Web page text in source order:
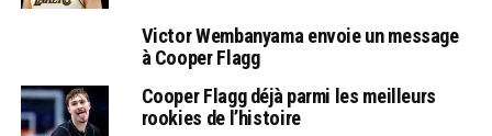
Victor Wembanyama envoie un message
à Cooper Flagg
Cooper Flagg déjà parmi les meilleurs
rookies de l’histoire